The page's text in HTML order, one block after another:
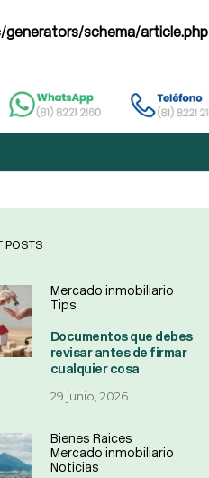
schema/article.php
POSTS
Mercado inmobiliario
Tips
Documentos que debes
revisar antes de firmar
cualquier cosa
29 junio, 2026
Bienes Raices
Mercado inmobiliario
Noticias